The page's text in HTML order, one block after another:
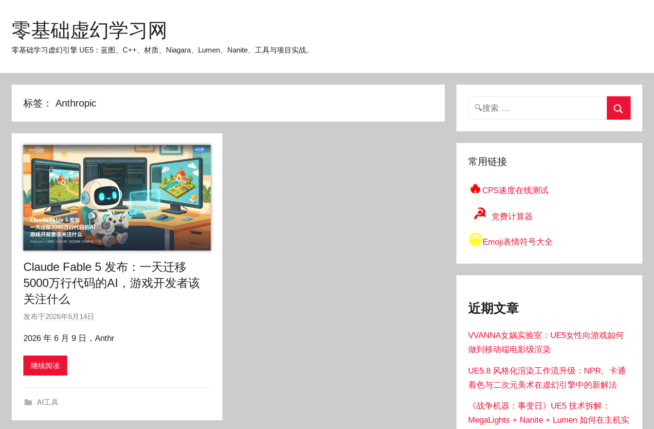
零基础虚幻学习网
零基础学习虚幻引擎 UE5：蓝图、C++、材质、Niagara、Lumen、Nanite、工具与项目实战。
标签： Anthropic
Claude Fable 5 发布：一天迁移
5000万行代码的AI，游戏开发者该
关注什么
发布于2026年6月14日
:
2026 年 6 月 9 日，Anthr
继续阅读
AI工具
搜
常用链接
🔥CPS速度在线测试
☭ 党费计算器
😀Emoji表情符号大全
近期文章
VVANNA女娲实验室：UE5女性向游戏如何
做到移动端电影级渲染
UE5.8 风格化渲染工作流升级：NPR、卡通
着色与二次元美术在虚幻引擎中的新解法
《战争机器：事变日》UE5 技术拆解：
MegaLights + Nanite + Lumen 如何在主机实